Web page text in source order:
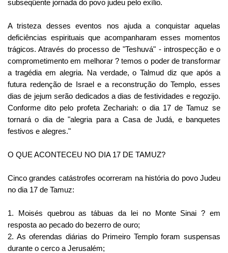
subseqüente jornada do povo judeu pelo exílio.
A tristeza desses eventos nos ajuda a conquistar aquelas
deficiências espirituais que acompanharam esses momentos
trágicos. Através do processo de "Teshuvá" - introspecção e o
comprometimento em melhorar ? temos o poder de transformar
a tragédia em alegria. Na verdade, o Talmud diz que após a
futura redenção de Israel e a reconstrução do Templo, esses
dias de jejum serão dedicados a dias de festividades e regozijo.
Conforme dito pelo profeta Zechariah: o dia 17 de Tamuz se
tornará o dia de "alegria para a Casa de Judá, e banquetes
festivos e alegres."
O QUE ACONTECEU NO DIA 17 DE TAMUZ?
Cinco grandes catástrofes ocorreram na história do povo Judeu
no dia 17 de Tamuz:
1. Moisés quebrou as tábuas da lei no Monte Sinai ? em
resposta ao pecado do bezerro de ouro;
2. As oferendas diárias do Primeiro Templo foram suspensas
durante o cerco a Jerusalém;